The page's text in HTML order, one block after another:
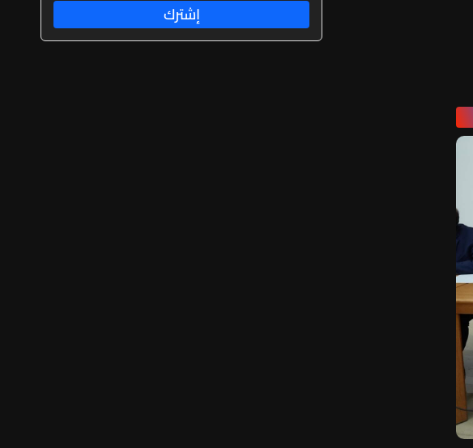
إشترك